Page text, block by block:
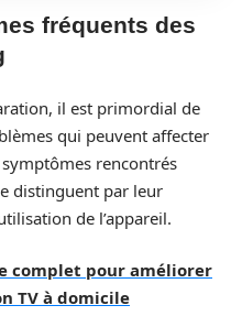
fréquents des
il est primordial de
qui peuvent affecter
rencontrés
distinguent par leur
de l’appareil.
complet pour améliorer
TV à domicile